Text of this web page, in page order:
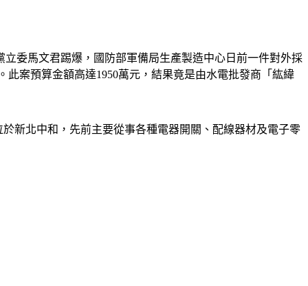
委馬文君踢爆，國防部軍備局生產製造中心日前一件對外採
案預算金額高達1950萬元，結果竟是由水電批發商「紘緯
新北中和，先前主要從事各種電器開關、配線器材及電子零